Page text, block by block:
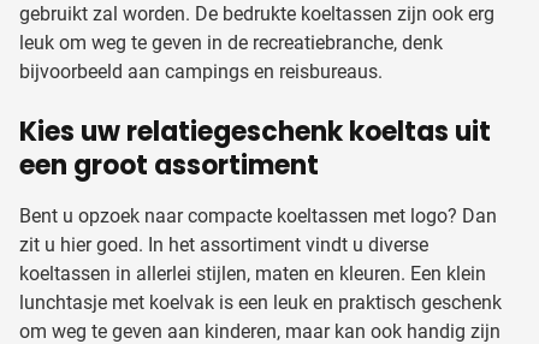
gebruikt zal worden. De bedrukte koeltassen zijn ook erg
leuk om weg te geven in de recreatiebranche, denk
bijvoorbeeld aan campings en reisbureaus.
Kies uw relatiegeschenk koeltas uit
een groot assortiment
Bent u opzoek naar compacte koeltassen met logo? Dan
zit u hier goed. In het assortiment vindt u diverse
koeltassen in allerlei stijlen, maten en kleuren. Een klein
lunchtasje met koelvak is een leuk en praktisch geschenk
om weg te geven aan kinderen, maar kan ook handig zijn